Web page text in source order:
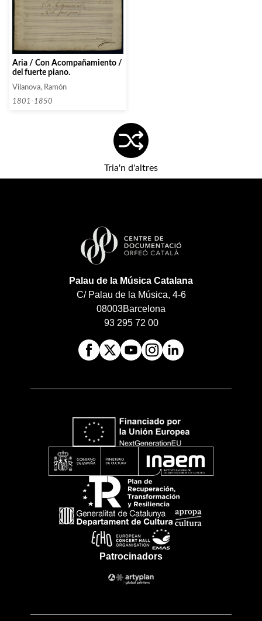
Aria / Con Acompañamiento /
del fuerte piano.
Vilanova, Ramón
1801-1850
Tria'n d'altres
Palau de la Música Catalana
C/ Palau de la Música, 4-6
08003Barcelona
93 295 72 00
Patrocinadors